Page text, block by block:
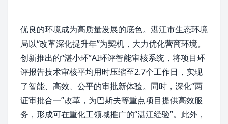
优良的环境成为高质量发展的底色。湛江市生态环境
局以“改革深化提升年”为契机，大力优化营商环境。
创新推出的“湛小环”AI环评智能审核系统，将项目环
评报告技术审核平均用时压缩至2.7个工作日，实现
了智能、高效、公平的审批新体验。同时，深化“两
证审批合一”改革，为巴斯夫等重点项目提供高效服
务，形成可在重化工领域推广的“湛江经验”。此外，